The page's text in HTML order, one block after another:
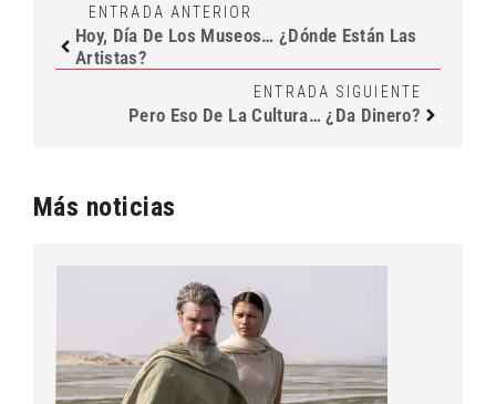
ENTRADA ANTERIOR
Hoy, Día De Los Museos… ¿dónde Están Las
Artistas?
ENTRADA SIGUIENTE
Pero Eso De La Cultura… ¿da Dinero?
Más noticias